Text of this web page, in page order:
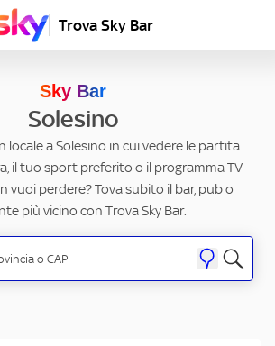
Trova Sky Bar
Sky Bar
Solesino
locale a Solesino in cui vedere le partita
il tuo sport preferito o il programma TV
vuoi perdere? Tova subito il bar, pub o
più vicino con Trova Sky Bar.